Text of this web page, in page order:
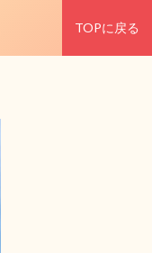
TOPに戻る